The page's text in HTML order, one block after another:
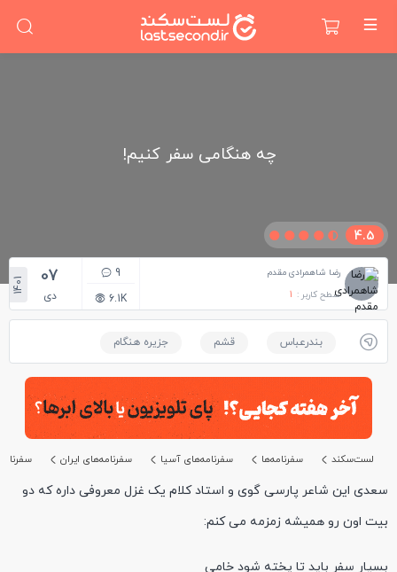
چه هنگامی سفر کنیم!
4.5
رضا شاهمرادی مقدم
سطح کاربر : 1
9
6.1K
07
دی
1401
بندرعباس قشم جزیره هنگام
لست‌سکند سفرنامه‌ها سفرنامه‌های آسیا سفرنامه‌های ایران
سعدی این شاعر پارسی گوی و استاد کلام یک غزل معروفی داره که دو
بیت اون رو همیشه زمزمه می کنم:
بسیار سفر باید تا پخته شود خامی